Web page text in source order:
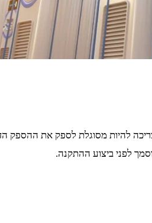
להיות מסוגלת לספק את ההספק
לפני ביצוע ההתקנה.